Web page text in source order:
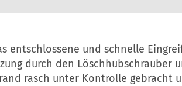
entschlossene und schnelle
durch den Löschhubschrauber
rasch unter Kontrolle gebracht